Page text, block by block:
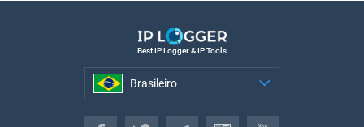
Best IP Logger & IP Tools
Brasileiro
Brasileiro